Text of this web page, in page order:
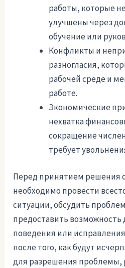
работы, которые
улучшены через
обучение или
Конфликты и
разногласия,
рабочей среде и
работе.
Экономические
нехватка
сокращение
требует
Перед принятием решения
необходимо провести
ситуации, обсудить
предоставить
поведения или
после того, как будут
для разрешения проблемы,